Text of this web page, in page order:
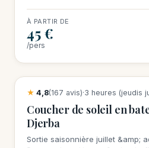
À PARTIR DE
45 €
/pers
★ 4,8(167 avis)·3 heures (jeudis
Coucher de soleil en
Djerba
Sortie saisonnière juillet &amp;